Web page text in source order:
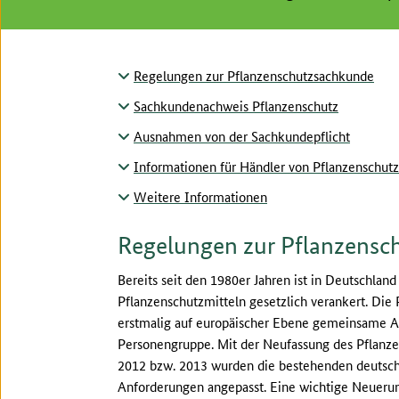
Regelungen zur Pflanzenschutzsachkunde
Sachkundenachweis Pflanzenschutz
Ausnahmen von der Sachkundepflicht
Informationen für Händler von
Weitere Informationen
Regelungen zur
Bereits seit den 1980er Jahren ist in
Pflanzenschutzmitteln gesetzlich verankert.
erstmalig auf europäischer Ebene
Personengruppe. Mit der Neufassung des
2012 bzw. 2013 wurden die bestehenden
Anforderungen angepasst. Eine wichtige